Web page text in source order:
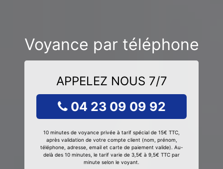
Voyance par téléphone
APPELEZ NOUS 7/7
04 23 09 09 92
10 minutes de voyance privée à tarif spécial de 15€ TTC,
après validation de votre compte client (nom, prénom,
téléphone, adresse, email et carte de paiement valide). Au-
delà des 10 minutes, le tarif varie de 3,5€ à 9,5€ TTC par
minute selon le voyant.